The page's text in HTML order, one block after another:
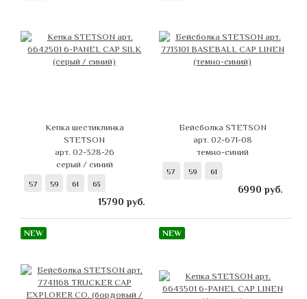
Кепка шестиклинка
STETSON
арт. 02-328-26
серый / синий
57 59 61 63
15790 руб.
Бейсболка STETSON
арт. 02-671-08
темно-синий
57 59 61
6990 руб.
NEW NEW